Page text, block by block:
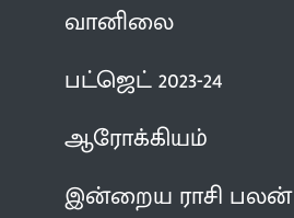
வானிலை
பட்ஜெட் 2023-24
ஆரோக்கியம்
இன்றைய ராசி பலன்